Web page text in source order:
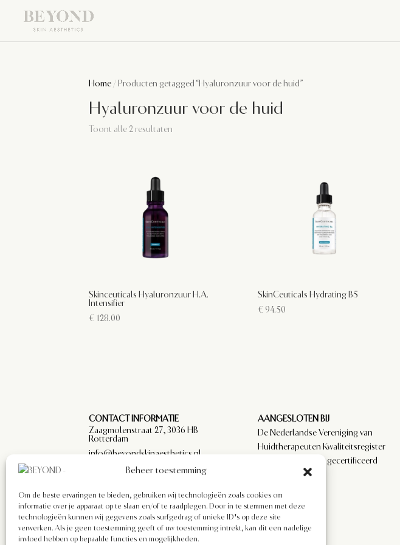
Beheer toestemming
Om de beste ervaringen te bieden, gebruiken wij technologieën zoals cookies om
informatie over je apparaat op te slaan en/of te raadplegen. Door in te stemmen met deze
technologieën kunnen wij gegevens zoals surfgedrag of unieke ID's op deze site
verwerken. Als je geen toestemming geeft of uw toestemming intrekt, kan dit een nadelige
invloed hebben op bepaalde functies en mogelijkheden.
Home / Producten getagged “Hyaluronzuur voor de huid”
Hyaluronzuur voor de huid
Toont alle 2 resultaten
Skinceuticals Hyaluronzuur H.A.
Intensifier
€ 128.00
SkinCeuticals Hydrating B5
€94.50
CONTACT INFORMATIE
Zaagmolenstraat 27, 3036 HB
Rotterdam
info@beyondskinaesthetics.nl
AANGESLOTEN BIJ
De Nederlandse Vereniging van
Huidtherapeuten Kwaliteitsregister
Paramedici. NVCG gecertificeerd